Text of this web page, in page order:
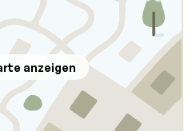
anzeigen